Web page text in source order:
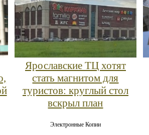
Ярославские ТЦ хотят
стать магнитом для
туристов: круглый стол
вскрыл план
Электронные Копии